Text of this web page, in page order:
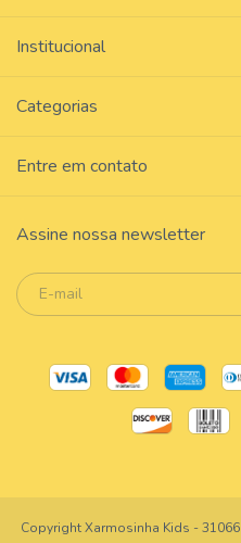
Institucional
Categorias
Entre em contato
Assine nossa newsletter
Copyright Xarmosinha Kids -